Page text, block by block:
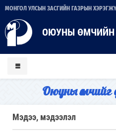
МОНГОЛ УЛСЫН ЗАСГИЙН ГАЗРЫН
ОЮУНЫ ӨМЧИЙН
Оюуны өмчийг
Мэдээ, мэдээлэл